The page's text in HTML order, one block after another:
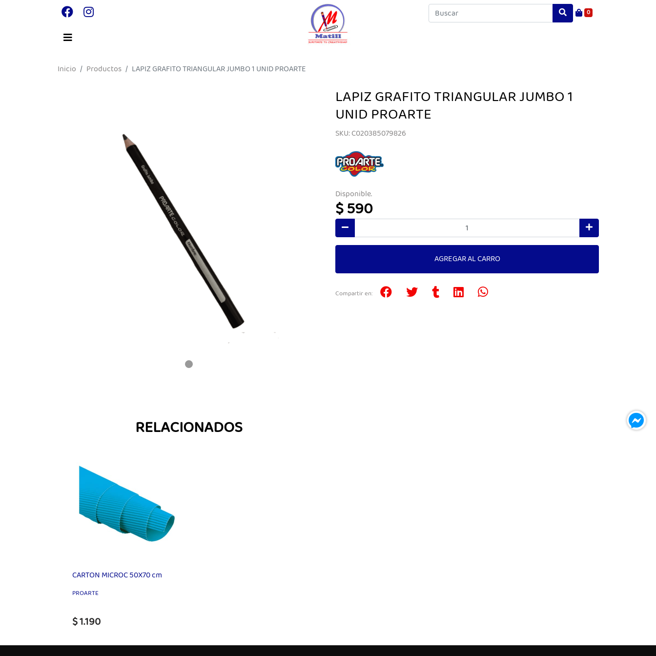
0
Inicio Productos LAPIZ GRAFITO TRIANGULAR JUMBO 1 UNID PROARTE
LAPIZ GRAFITO TRIANGULAR JUMBO 1
UNID PROARTE
SKU: C020385079826
Disponible.
$ 590
AGREGAR AL CARRO
Compartir en:
RELACIONADOS
CARTON MICROC 50X70 cm
PROARTE
$ 1.190